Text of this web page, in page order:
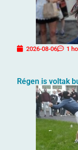
2026-08-06 1
Régen is voltak